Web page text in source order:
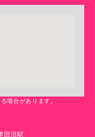
場合があります。
田沼駅